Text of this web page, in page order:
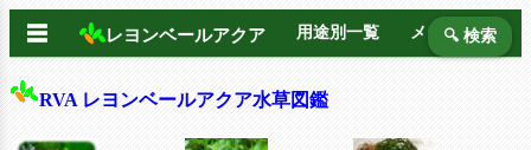
☰ レヨンベールアクア 用途別一覧 メーカー別
🔍 検索
RVA レヨンベールアクア水草図鑑